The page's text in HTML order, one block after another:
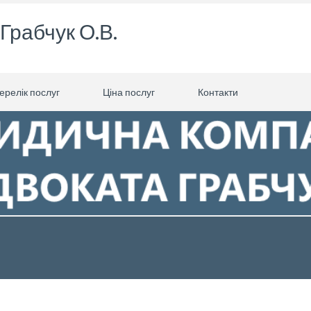
О.В.
послуг Ціна послуг Контакти